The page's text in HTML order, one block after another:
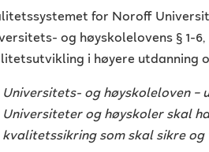
for Noroff
og høyskolelovens § 1-
i høyere utdanning
Universitets- og høyskoleloven –
Universiteter og høyskoler skal
kvalitetssikring som skal sikre